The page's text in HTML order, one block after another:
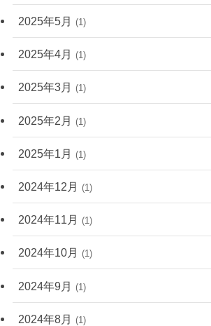
2025年5月 (1)
2025年4月 (1)
2025年3月 (1)
2025年2月 (1)
2025年1月 (1)
2024年12月 (1)
2024年11月 (1)
2024年10月 (1)
2024年9月 (1)
2024年8月 (1)